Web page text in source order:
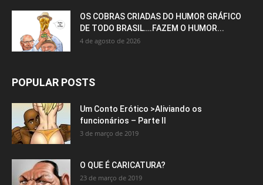
OS COBRAS CRIADAS DO HUMOR GRÁFICO
DE TODO BRASIL….FAZEM O HUMOR...
4 de agosto de 2026
POPULAR POSTS
Um Conto Erótico >Aliviando os
funcionários – Parte II
3 de março de 2019
O QUE É CARICATURA?
23 de março de 2019